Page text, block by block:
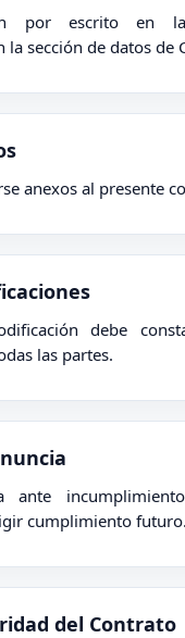
por escrito en
sección de datos de
anexos al presente
debe
las partes.
ante
cumplimiento futuro.
del Contrato